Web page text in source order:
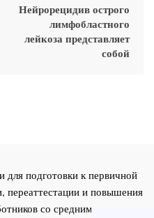
Нейрорецидив острого
лимфобластного
лейкоза представляет
собой
подготовки к первичной
переаттестации и повышения
со средним и высшим